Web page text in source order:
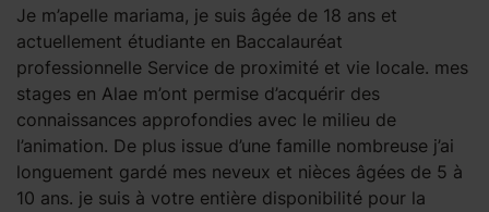
Je m’apelle mariama, je suis âgée de 18 ans et
actuellement étudiante en Baccalauréat
professionnelle Service de proximité et vie locale. mes
stages en Alae m’ont permise d’acquérir des
connaissances approfondies avec le milieu de
l’animation. De plus issue d’une famille nombreuse j’ai
longuement gardé mes neveux et nièces âgées de 5 à
10 ans. je suis à votre entière disponibilité pour la